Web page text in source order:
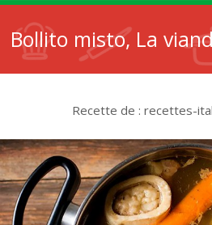
Bollito misto, La
Recette de : recettes-